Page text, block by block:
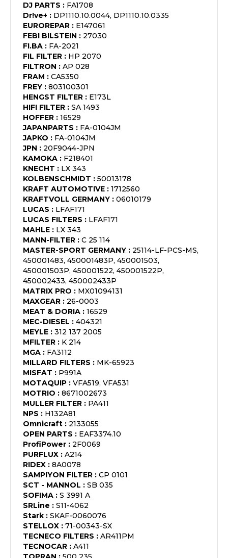
DJ PARTS : FA1708
Dr!ve+ : DP1110.10.0044, DP1110.10.0335
EUROREPAR : E147061
FEBI BILSTEIN : 27030
FI.BA : FA-2021
FIL FILTER : HP 2070
FILTRON : AP 028
FRAM : CA5350
FREY : 803100301
HENGST FILTER : E173L
HIFI FILTER : SA 1493
HOFFER : 16529
JAPANPARTS : FA-0104JM
JAPKO : FA-0104JM
JPN : 20F9044-JPN
KAMOKA : F218401
KNECHT : LX 343
KOLBENSCHMIDT : 50013178
KRAFT AUTOMOTIVE : 1712560
KRAFTVOLL GERMANY : 06010179
LUCAS : LFAF171
LUCAS FILTERS : LFAF171
MAHLE : LX 343
MANN-FILTER : C 25 114
MASTER-SPORT GERMANY : 25114-LF-PCS-MS,
450001483, 450001483P, 450001503,
450001503P, 450001522, 450001522P,
450002433, 450002433P
MATRIX PRO : MX01094131
MAXGEAR : 26-0003
MEAT & DORIA : 16529
MEC-DIESEL : 404321
MEYLE : 312 137 2005
MFILTER : K 214
MGA : FA3112
MILLARD FILTERS : MK-65923
MISFAT : P991A
MOTAQUIP : VFA519, VFA531
MOTRIO : 8671002673
MULLER FILTER : PA411
NPS : H132A81
Omnicraft : 2133055
OPEN PARTS : EAF3374.10
ProfiPower : 2F0069
PURFLUX : A214
RIDEX : 8A0078
SAMPIYON FILTER : CP 0101
SCT - MANNOL : SB 035
SOFIMA : S 3991 A
SRLine : S11-4062
Stark : SKAF-0060076
STELLOX : 71-00343-SX
TECNECO FILTERS : AR411PM
TECNOCAR : A411